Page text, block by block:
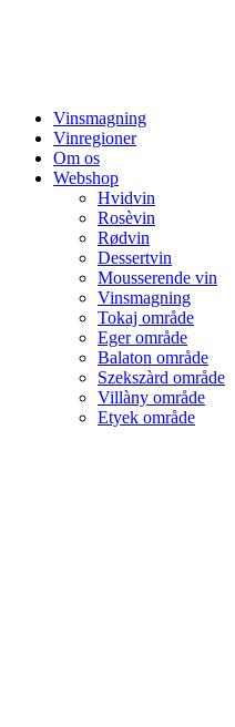
Vinsmagning
Vinregioner
Om os
Webshop
Hvidvin
Rosèvin
Rødvin
Dessertvin
Mousserende vin
Vinsmagning
Tokaj område
Eger område
Balaton område
Szekszàrd område
Villàny område
Etyek område